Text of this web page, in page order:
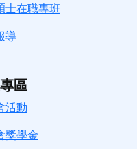
士在職專班
導
區
活動
獎學金